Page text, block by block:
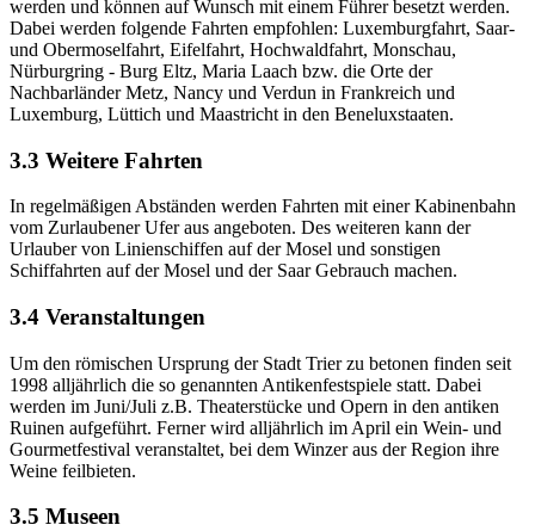
werden und können auf Wunsch mit einem Führer besetzt werden.
Dabei werden folgende Fahrten empfohlen: Luxemburgfahrt, Saar-
und Obermoselfahrt, Eifelfahrt, Hochwaldfahrt, Monschau,
Nürburgring - Burg Eltz, Maria Laach bzw. die Orte der
Nachbarländer Metz, Nancy und Verdun in Frankreich und
Luxemburg, Lüttich und Maastricht in den Beneluxstaaten.
3.3 Weitere Fahrten
In regelmäßigen Abständen werden Fahrten mit einer Kabinenbahn
vom Zurlaubener Ufer aus angeboten. Des weiteren kann der
Urlauber von Linienschiffen auf der Mosel und sonstigen
Schiffahrten auf der Mosel und der Saar Gebrauch machen.
3.4 Veranstaltungen
Um den römischen Ursprung der Stadt Trier zu betonen finden seit
1998 alljährlich die so genannten Antikenfestspiele statt. Dabei
werden im Juni/Juli z.B. Theaterstücke und Opern in den antiken
Ruinen aufgeführt. Ferner wird alljährlich im April ein Wein- und
Gourmetfestival veranstaltet, bei dem Winzer aus der Region ihre
Weine feilbieten.
3.5 Museen